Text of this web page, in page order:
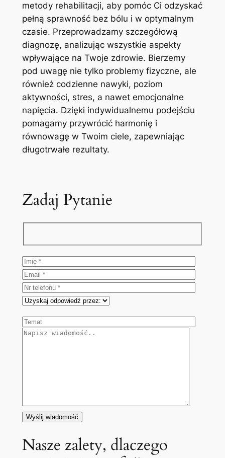
metody rehabilitacji, aby pomóc Ci odzyskać
pełną sprawność bez bólu i w optymalnym
czasie. Przeprowadzamy szczegółową
diagnozę, analizując wszystkie aspekty
wpływające na Twoje zdrowie. Bierzemy
pod uwagę nie tylko problemy fizyczne, ale
również codzienne nawyki, poziom
aktywności, stres, a nawet emocjonalne
napięcia. Dzięki indywidualnemu podejściu
pomagamy przywrócić harmonię i
równowagę w Twoim ciele, zapewniając
długotrwałe rezultaty.
Zadaj Pytanie
Nasze zalety, dlaczego